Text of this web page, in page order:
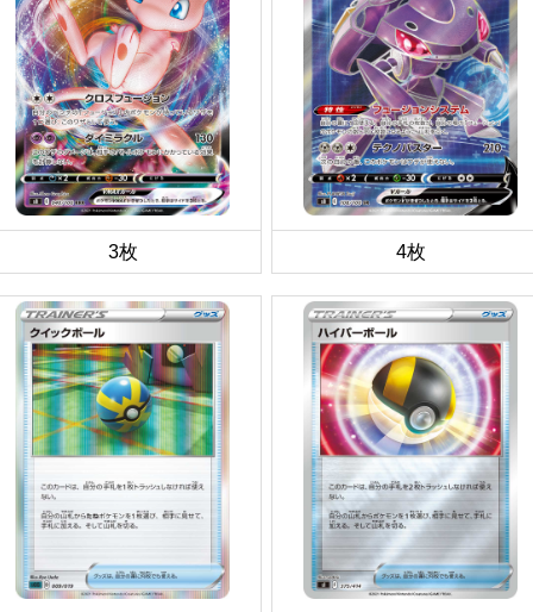
3枚 4枚